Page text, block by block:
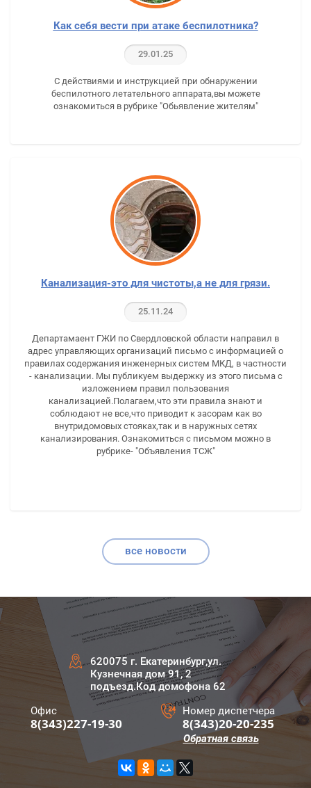
Как себя вести при атаке беспилотника?
29.01.25
С действиями и инструкцией при обнаружении
беспилотного летательного аппарата,вы можете
ознакомиться в рубрике "Обьявление жителям"
Канализация-это для чистоты,а не для грязи.
25.11.24
Департамаент ГЖИ по Свердловской области направил в
адрес управляющих организаций письмо с информацией о
правилах содержания инженерных систем МКД, в частности
- канализации. Мы публикуем выдержку из этого письма с
изложением правил пользования
канализацией.Полагаем,что эти правила знают и
соблюдают не все,что приводит к засорам как во
внутридомовых стояках,так и в наружных сетях
канализирования. Ознакомиться с письмом можно в
рубрике- "Объявления ТСЖ"
все новости
620075 г. Екатеринбург,ул.
Кузнечная дом 91, 2
подъезд.Код домофона 62
Офис
8(343)227-19-30
Номер диспетчера
8(343)20-20-235
Обратная связь